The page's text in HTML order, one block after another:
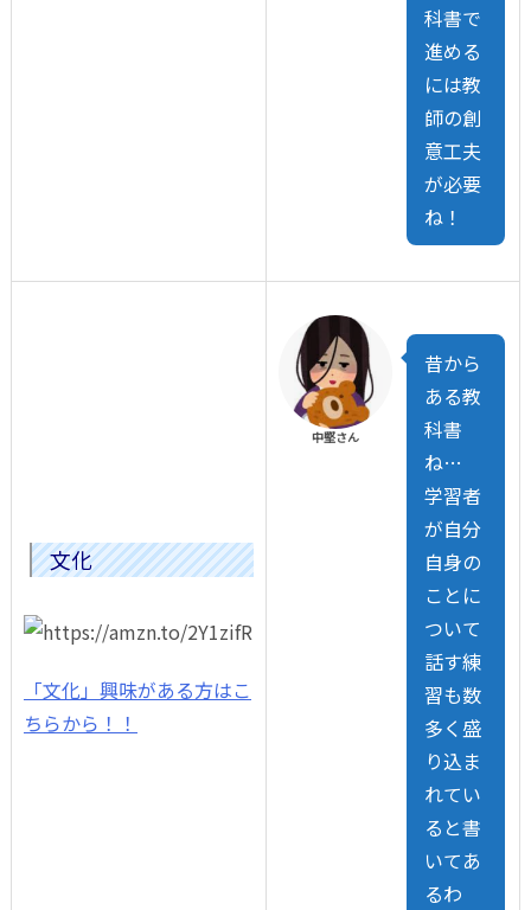
科書で
進める
には教
師の創
意工夫
が必要
ね！
文化
「文化」興味がある方はこ
ちらから！！
中堅さん
昔から
ある教
科書
ね…
学習者
が自分
自身の
ことに
ついて
話す練
習も数
多く盛
り込ま
れてい
ると書
いてあ
るわ